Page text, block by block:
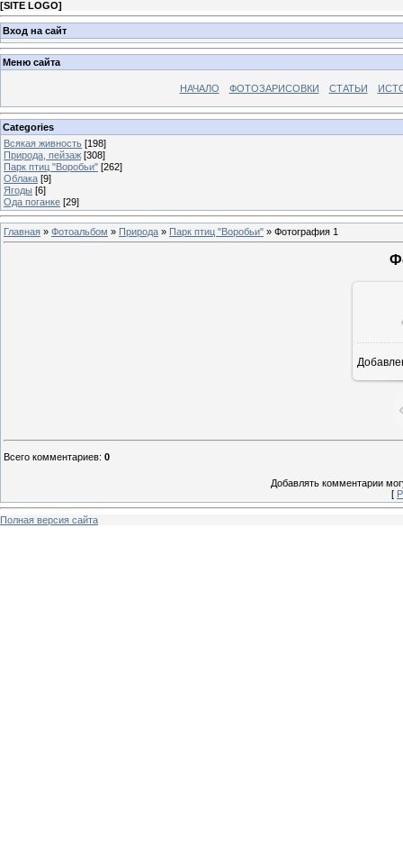
[SITE LOGO]
Вход на сайт
Меню сайта
НАЧАЛО ФОТОЗАРИСОВКИ СТАТЬИ
Categories
Всякая живность [198]
Природа, пейзаж [308]
Парк птиц "Воробьи" [262]
Облака [9]
Ягоды [6]
Ода поганке [29]
Главная » Фотоальбом » Природа » Парк птиц "Воробьи" » Фотография 1
Всего комментариев: 0
Добавлять комментарии
[
Полная версия сайта